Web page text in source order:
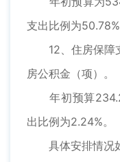
支出比例为50.78%
12、住房保障
房公积金（项）。
年初预算
出比例为2.24%。
具体安排情况